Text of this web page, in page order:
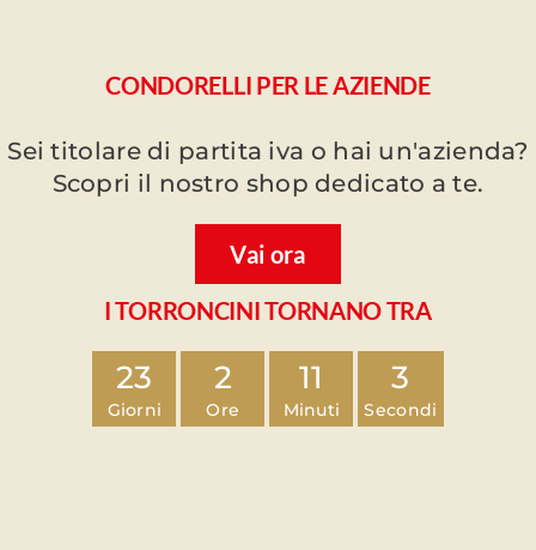
CONDORELLI PER LE AZIENDE
Sei titolare di partita iva o hai un'azienda?
Scopri il nostro shop dedicato a te.
Vai ora
I TORRONCINI TORNANO TRA
23
Giorni
2
Ore
11
Minuti
2
Secondi